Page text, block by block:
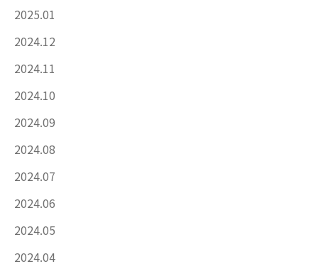
2025.01
2024.12
2024.11
2024.10
2024.09
2024.08
2024.07
2024.06
2024.05
2024.04